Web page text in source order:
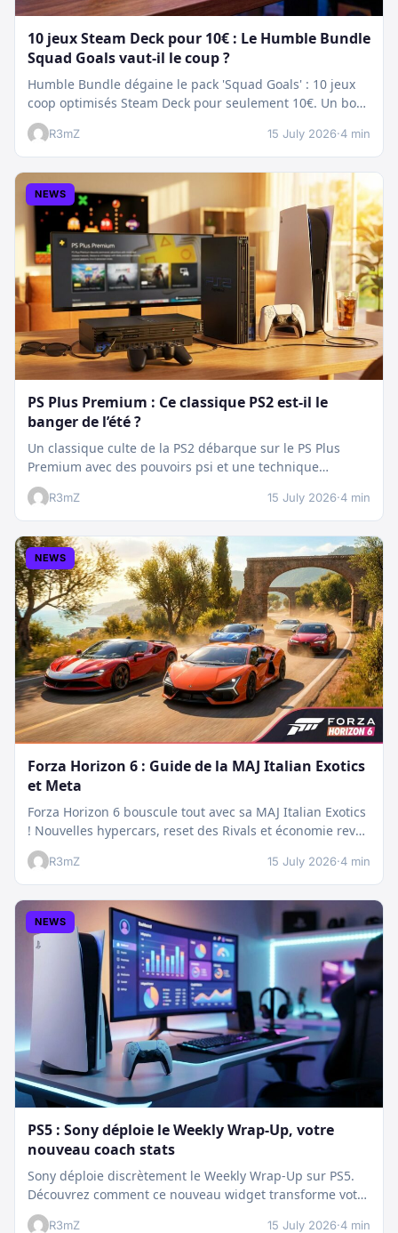
10 jeux Steam Deck pour 10€ : Le Humble Bundle
Squad Goals vaut-il le coup ?
Humble Bundle dégaine le pack 'Squad Goals' : 10 jeux
coop optimisés Steam Deck pour seulement 10€. Un bon
plan…
R3mZ 15 July 2026·4 min
NEWS
PS Plus Premium : Ce classique PS2 est-il le
banger de l’été ?
Un classique culte de la PS2 débarque sur le PS Plus
Premium avec des pouvoirs psi et une technique
boostée.…
R3mZ 15 July 2026·4 min
NEWS
Forza Horizon 6 : Guide de la MAJ Italian Exotics
et Meta
Forza Horizon 6 bouscule tout avec sa MAJ Italian Exotics
! Nouvelles hypercars, reset des Rivals et économie revue
:…
R3mZ 15 July 2026·4 min
NEWS
PS5 : Sony déploie le Weekly Wrap-Up, votre
nouveau coach stats
Sony déploie discrètement le Weekly Wrap-Up sur PS5.
Découvrez comment ce nouveau widget transforme votre
dashboard et booste votre suivi…
R3mZ 15 July 2026·4 min